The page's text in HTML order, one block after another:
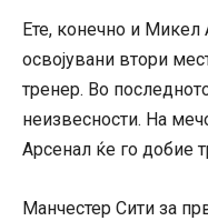
Ете, конечно и Микел
освојувани втори
тренер. Во
неизвесности. На
Арсенал ќе го добие
Манчестер Сити за